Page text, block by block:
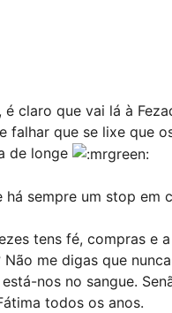
é claro que vai lá à
falhar que se lixe que
de longe
há sempre um stop em
tens fé, compras e
Não me digas que
nos no sangue.
todos os anos.